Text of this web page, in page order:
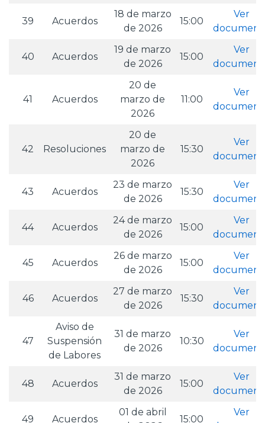
39 Acuerdos
18 de marzo
de 2026
15:00
Ver
40 Acuerdos
19 de marzo
de 2026
15:00
Ver
41 Acuerdos
20 de
marzo de
2026
11:00
Ver
42 Resoluciones
20 de
marzo de
2026
15:30
Ver
43 Acuerdos
23 de marzo
de 2026
15:30
Ver
44 Acuerdos
24 de marzo
de 2026
15:00
Ver
45 Acuerdos
26 de marzo
de 2026
15:00
Ver
46 Acuerdos
27 de marzo
de 2026
15:30
Ver
47
Aviso de
Suspensión
de Labores
31 de marzo
de 2026
10:30
Ver
48 Acuerdos
31 de marzo
de 2026
15:00
Ver
49 Acuerdos
01 de abril
15:00
Ver